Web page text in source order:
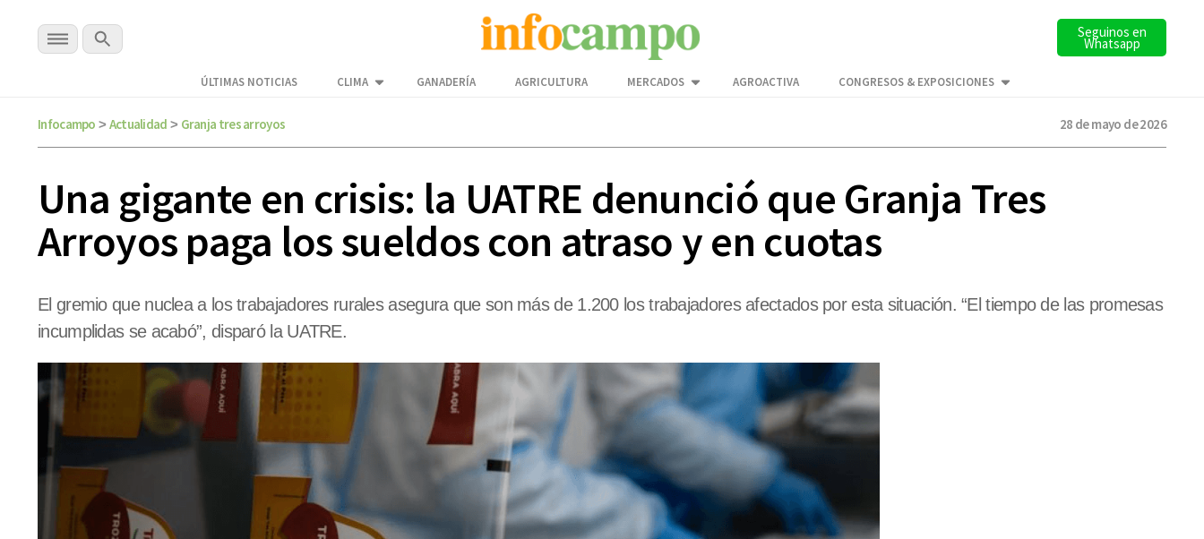
Seguinos en
Whatsapp
ÚLTIMAS NOTICIAS CLIMA GANADERÍA AGRICULTURA MERCADOS AGROACTIVA CONGRESOS & EXPOSICIONES
Infocampo > Actualidad > Granja tres arroyos 28 de mayo de 2026
Una gigante en crisis: la UATRE denunció que Granja Tres
Arroyos paga los sueldos con atraso y en cuotas
El gremio que nuclea a los trabajadores rurales asegura que son más de 1.200 los trabajadores afectados por esta situación. “El tiempo de las promesas
incumplidas se acabó”, disparó la UATRE.